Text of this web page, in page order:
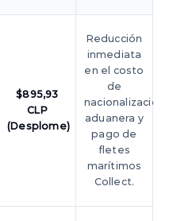
$895,93
CLP
(Desplome)
Reducción
inmediata
en el costo
de
nacionalización
aduanera y
pago de
fletes
marítimos
Collect.